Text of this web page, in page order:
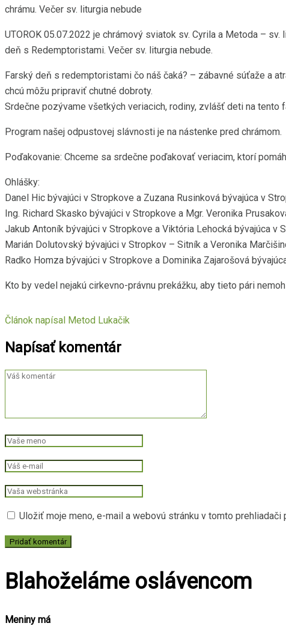
chrámu. Večer sv. liturgia nebude
UTOROK 05.07.2022 je chrámový sviatok sv. Cyrila a Metoda –
deň s Redemptoristami. Večer sv. liturgia nebude.
Farský deň s redemptoristami čo náš čaká? – zábavné súťaže a
chcú môžu pripraviť chutné dobroty.
Srdečne pozývame všetkých veriacich, rodiny, zvlášť deti na
Program našej odpustovej slávnosti je na nástenke pred chrámom.
Poďakovanie: Chceme sa srdečne poďakovať veriacim, ktorí
Ohlášky:
Danel Hic bývajúci v Stropkove a Zuzana Rusinková bývajúca v
Ing. Richard Skasko bývajúci v Stropkove a Mgr. Veronika
Jakub Antoník bývajúci v Stropkove a Viktória Lehocká bývajúca v
Marián Dolutovský bývajúci v Stropkov – Sitník a Veronika
Radko Homza bývajúci v Stropkove a Dominika Zajarošová
Kto by vedel nejakú cirkevno-právnu prekážku, aby tieto pári
Článok napísal Metod Lukačik
Napísať komentár
Uložiť moje meno, e-mail a webovú stránku v tomto prehliadači
Blahoželáme oslávencom
Meniny má